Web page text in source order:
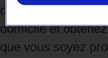
d’efficacité
domicile et
que vous soyez